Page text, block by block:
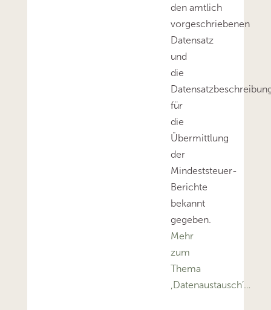
den amtlich
vorgeschriebenen
Datensatz
und
die
für
die
Übermittlung
der
Mindeststeuer-
Berichte
bekannt
gegeben.
Mehr
zum
Thema
‚Datenaustausch’…